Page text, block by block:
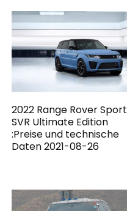
2022 Range Rover Sport
SVR Ultimate Edition
:Preise und technische
Daten 2021-08-26